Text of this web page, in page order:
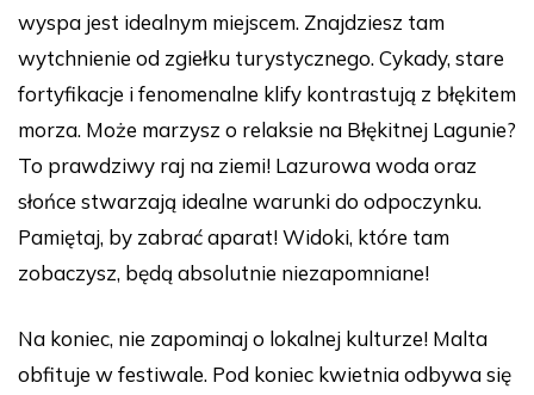
wyspa jest idealnym miejscem. Znajdziesz tam
wytchnienie od zgiełku turystycznego. Cykady, stare
fortyfikacje i fenomenalne klify kontrastują z błękitem
morza. Może marzysz o relaksie na Błękitnej Lagunie?
To prawdziwy raj na ziemi! Lazurowa woda oraz
słońce stwarzają idealne warunki do odpoczynku.
Pamiętaj, by zabrać aparat! Widoki, które tam
zobaczysz, będą absolutnie niezapomniane!
Na koniec, nie zapominaj o lokalnej kulturze! Malta
obfituje w festiwale. Pod koniec kwietnia odbywa się